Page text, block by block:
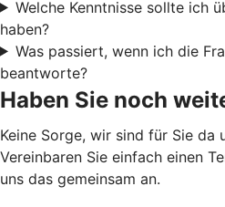
Welche Kenntnisse sollte ich
haben?
Was passiert, wenn ich die
beantworte?
Haben Sie noch
Keine Sorge, wir sind für Sie da
Vereinbaren Sie einfach einen
uns das gemeinsam an.